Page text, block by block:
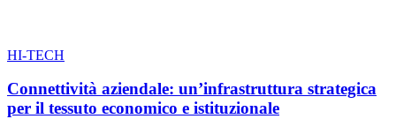
HI-TECH
Connettività aziendale: un’infrastruttura strategica
per il tessuto economico e istituzionale